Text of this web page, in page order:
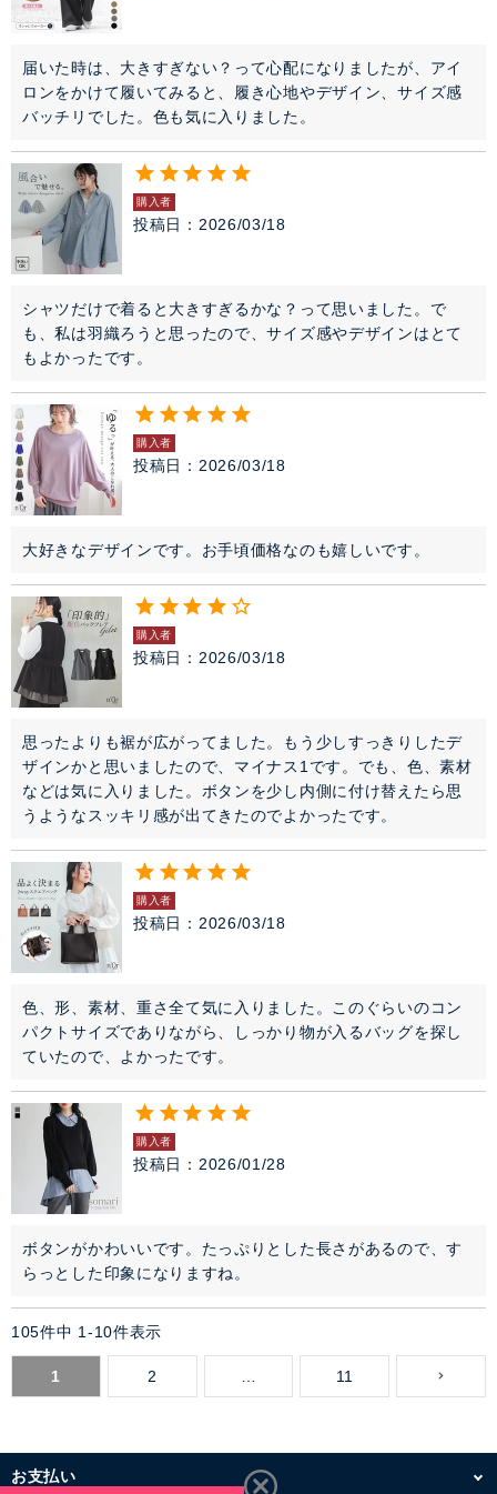
届いた時は、大きすぎない？って心配になりましたが、アイ
ロンをかけて履いてみると、履き心地やデザイン、サイズ感
バッチリでした。色も気に入りました。
購入者
投稿日 2026/03/18
シャツだけで着ると大きすぎるかな？って思いました。で
も、私は羽織ろうと思ったので、サイズ感やデザインはとて
もよかったです。
購入者
投稿日 2026/03/18
大好きなデザインです。お手頃価格なのも嬉しいです。
購入者
投稿日 2026/03/18
思ったよりも裾が広がってました。もう少しすっきりしたデ
ザインかと思いましたので、マイナス1です。でも、色、素材
などは気に入りました。ボタンを少し内側に付け替えたら思
うようなスッキリ感が出てきたのでよかったです。
購入者
投稿日 2026/03/18
色、形、素材、重さ全て気に入りました。このぐらいのコン
パクトサイズでありながら、しっかり物が入るバッグを探し
ていたので、よかったです。
購入者
投稿日 2026/01/28
ボタンがかわいいです。たっぷりとした長さがあるので、す
らっとした印象になりますね。
105件中 1 -10件表示
1 2 11
お支払い